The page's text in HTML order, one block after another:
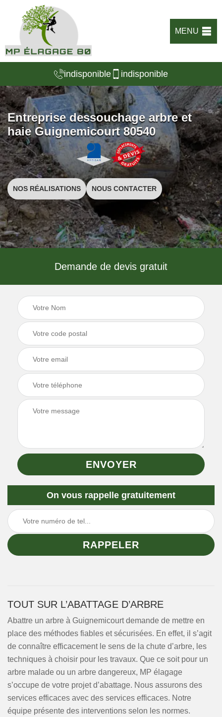
MENU
indisponible indisponible
Entreprise dessouchage arbre et
haie Guignemicourt 80540
NOS RÉALISATIONS NOUS CONTACTER
Demande de devis gratuit
On vous rappelle gratuitement
TOUT SUR L’ABATTAGE D’ARBRE
Abattre un arbre à Guignemicourt demande de mettre en
place des méthodes fiables et sécurisées. En effet, il s’agit
de connaître efficacement le sens de la chute d’arbre, les
techniques à choisir pour les travaux. Que ce soit pour un
arbre malade ou un arbre dangereux, MP élagage
s’occupe de votre projet d’abattage. Nous assurons des
services efficaces avec des services efficaces. Notre
équipe présente des interventions selon les normes.